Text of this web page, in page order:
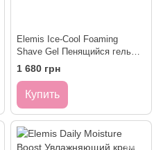
Elemis Ice-Cool Foaming
Shave Gel Пенящийся гель
для бритья Ледяная
Свежесть
1 680 грн
Купить